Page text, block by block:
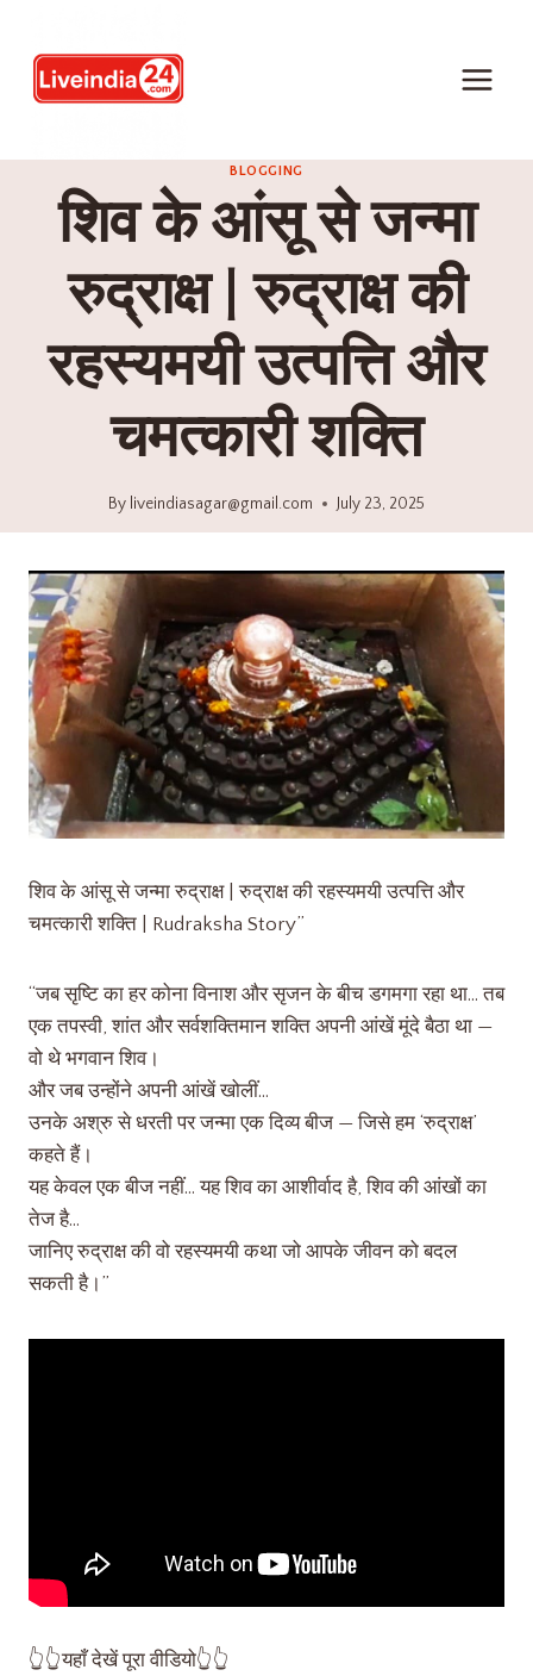
BLOGGING
शिव के आंसू से जन्मा
रुद्राक्ष | रुद्राक्ष की
रहस्यमयी उत्पत्ति और
चमत्कारी शक्ति
By liveindiasagar@gmail.com July 23, 2025
शिव के आंसू से जन्मा रुद्राक्ष | रुद्राक्ष की रहस्यमयी उत्पत्ति और
चमत्कारी शक्ति | Rudraksha Story”
“जब सृष्टि का हर कोना विनाश और सृजन के बीच डगमगा रहा था… तब
एक तपस्वी, शांत और सर्वशक्तिमान शक्ति अपनी आंखें मूंदे बैठा था —
वो थे भगवान शिव।
और जब उन्होंने अपनी आंखें खोलीं…
उनके अश्रु से धरती पर जन्मा एक दिव्य बीज — जिसे हम ‘रुद्राक्ष’
कहते हैं।
यह केवल एक बीज नहीं… यह शिव का आशीर्वाद है, शिव की आंखों का
तेज है…
जानिए रुद्राक्ष की वो रहस्यमयी कथा जो आपके जीवन को बदल
सकती है।”
👆👆यहाँ देखें पूरा वीडियो👆👆